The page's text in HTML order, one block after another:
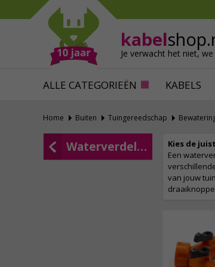
kabel
Je verwacht het niet, we
ALLE CATEGORIEËN KABELS
Mollen verjagen
Slakken bestrijden
Katten verjagen
Alles tegen ongedierte
Home Buiten Tuingereedschap
Waterverdelers
Kies de
Een
van jouw